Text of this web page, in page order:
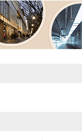
住まい1プ
ラス（お
役立ちコ